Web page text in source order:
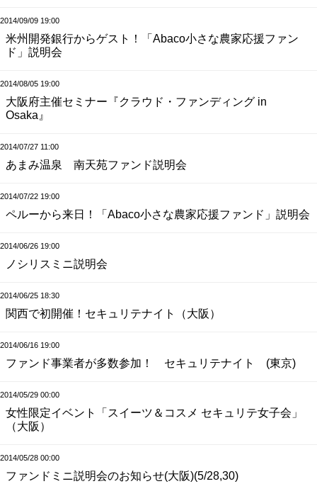
2014/09/09 19:00
米州開発銀行からゲスト！「Abaco小さな農家応援ファン
ド」説明会
2014/08/05 19:00
大阪府主催セミナー『クラウド・ファンディング in
Osaka』
2014/07/27 11:00
あまみ温泉 南天苑ファンド説明会
2014/07/22 19:00
ペルーから来日！「Abaco小さな農家応援ファンド」説明会
2014/06/26 19:00
ノシリスミニ説明会
2014/06/25 18:30
関西で初開催！セキュリテナイト（大阪）
2014/06/16 19:00
ファンド事業者が多数参加！ セキュリテナイト (東京)
2014/05/29 00:00
女性限定イベント「スイーツ＆コスメ セキュリテ女子会」
（大阪）
2014/05/28 00:00
ファンドミニ説明会のお知らせ(大阪)(5/28,30)